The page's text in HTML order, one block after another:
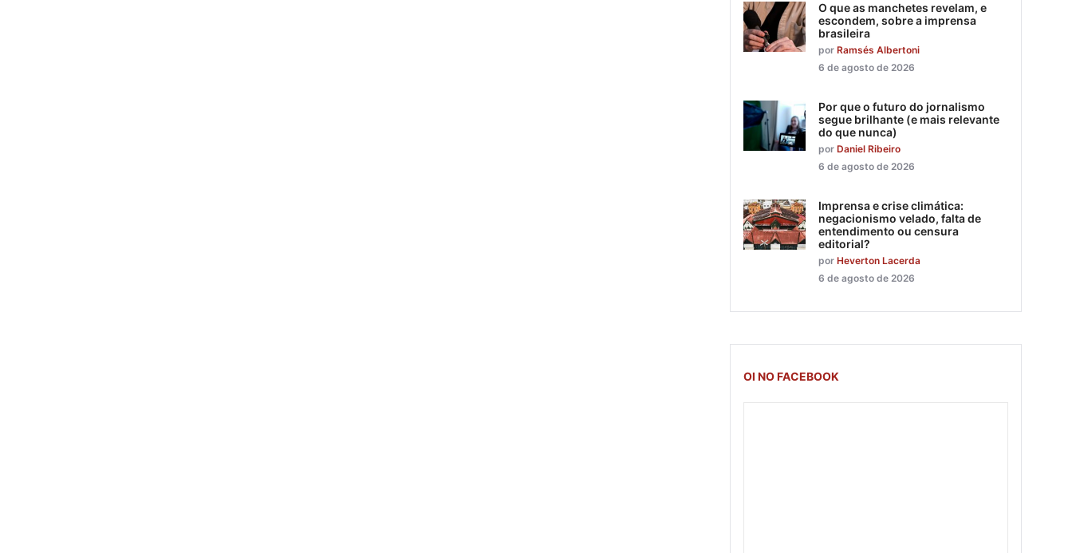
O que as manchetes revelam, e
escondem, sobre a imprensa
brasileira
por Ramsés Albertoni
6 de agosto de 2026
Por que o futuro do jornalismo
segue brilhante (e mais relevante
do que nunca)
por Daniel Ribeiro
6 de agosto de 2026
Imprensa e crise climática:
negacionismo velado, falta de
entendimento ou censura
editorial?
por Heverton Lacerda
6 de agosto de 2026
OI NO FACEBOOK